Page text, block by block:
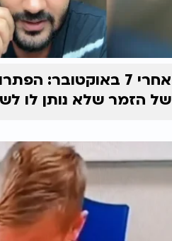
אחרי 7 באוקטובר:
של הזמר שלא נותן לו